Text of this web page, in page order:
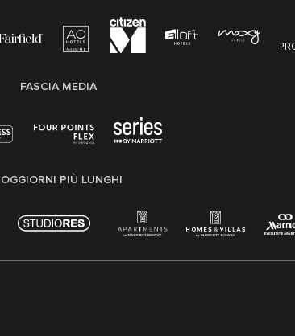
FASCIA MEDIA
PIÙ LUNGHI